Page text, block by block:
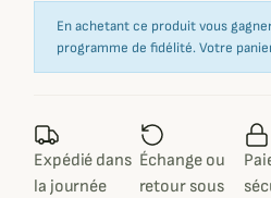
En achetant ce produit vous
programme de fidélité. Votre
Expédié dans
la journée
Échange ou
retour sous